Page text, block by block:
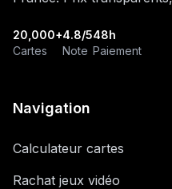
20,000+
Cartes
4.8/5
Note
48h
Paiement
Navigation
Calculateur cartes
Rachat jeux vidéo